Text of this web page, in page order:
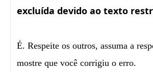
excluída devido ao texto
É. Respeite os outros, assuma a
mostre que você corrigiu o erro.